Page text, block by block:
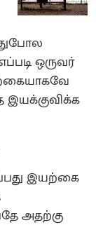
ஒருவர்
இயக்குவிக்க
இயற்கை
அதற்கு